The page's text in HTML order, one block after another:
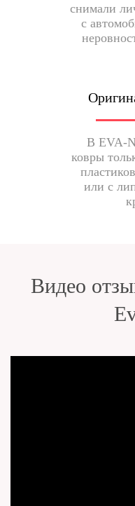
снимали
с
В EVA-
ковры
или с
Видео